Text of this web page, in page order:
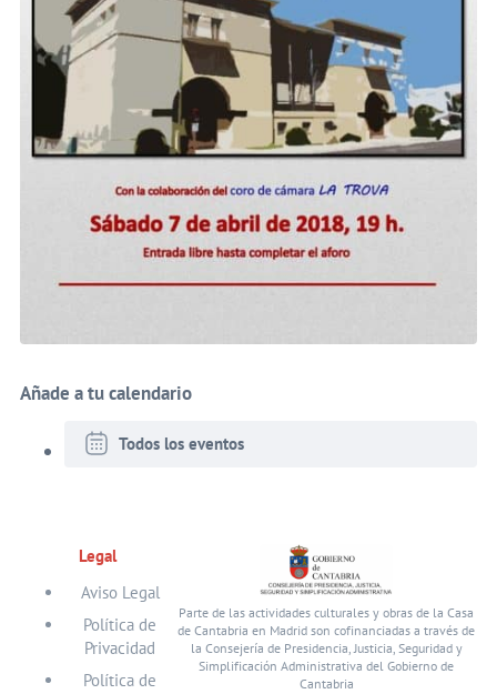
Añade a tu calendario
Todos los eventos
Legal
Aviso Legal
Política de
Privacidad
Política de
Parte de las actividades culturales y obras de la Casa
de Cantabria en Madrid son cofinanciadas a través de
la Consejería de Presidencia, Justicia, Seguridad y
Simplificación Administrativa del Gobierno de
Cantabria